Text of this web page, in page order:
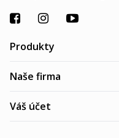
Produkty
Naše firma
Váš účet